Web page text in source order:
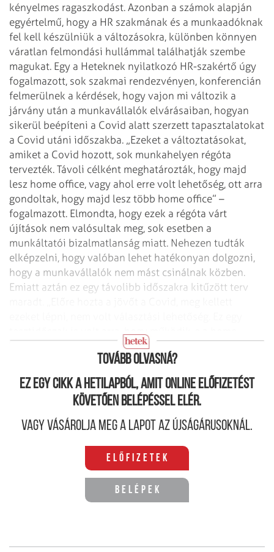
kényelmes ragaszkodást. Azonban a számok alapján
egyértelmű, hogy a HR szakmának és a munka­adóknak
fel kell készülniük a változásokra, különben könnyen
váratlan felmondási hullámmal találhatják szembe
magukat. Egy a Heteknek nyilatkozó HR-szakértő úgy
fogalmazott, sok szakmai rendezvényen, konferencián
felmerülnek a kérdések, hogy vajon mi változik a
járvány után a munkavállalók elvárásaiban, hogyan
sikerül beépíteni a Covid alatt szerzett tapasztalatokat
a Covid utáni időszakba. „Ezeket a változtatásokat,
amiket a Covid hozott, sok munkahelyen régóta
tervezték. Távoli célként meghatározták, hogy majd
lesz home office, vagy ahol erre volt lehetőség, ott arra
gondoltak, hogy majd lesz több home office” –
fogalmazott. Elmondta, hogy ezek a rég­óta várt
újítások nem valósultak meg, sok esetben a
munkáltatói bizalmatlanság miatt. Nehezen tudták
elképzelni, hogy valóban lehet hatékonyan dolgozni,
hogy a munkavállalók nem mást csinálnak közben.
Emiatt aztán ez egy távolibb időszakra kitűzött terv
office, a videókonferenciák” – magyarázta. Hozzátette:
Tovább olvasná?
Ez egy cikk a hetilapból, amit online előfizetést
követően belépéssel elér.
Vagy vásárolja meg a lapot az újságárusoknál.
Előfizetek
Belépek